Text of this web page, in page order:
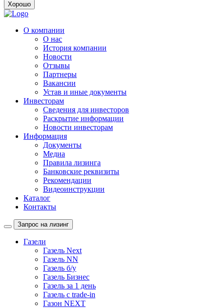
Хорошо
О компании
О нас
История компании
Новости
Отзывы
Партнеры
Вакансии
Устав и иные документы
Инвесторам
Сведения для инвесторов
Раскрытие информации
Новости инвесторам
Информация
Документы
Медиа
Правила лизинга
Банковские реквизиты
Рекомендации
Видеоинструкции
Каталог
Контакты
Запрос на лизинг
Газели
Газель Next
Газель NN
Газель б/у
Газель Бизнес
Газель за 1 день
Газель с trade-in
Газон NEXT